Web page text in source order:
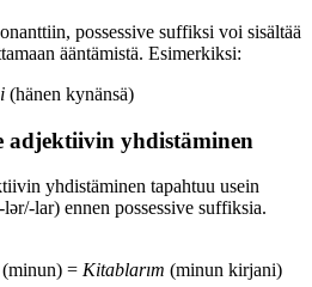
possessive suffiksi voi sisältää
ääntämistä. Esimerkiksi:
(hänen kynänsä)
adjektiivin yhdistäminen
yhdistäminen tapahtuu usein
lar) ennen possessive suffiksia.
(minun) = Kitablarım (minun kirjani)